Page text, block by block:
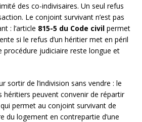
des co-indivisaires. Un seul refus
Le conjoint survivant n’est pas
: l’article 815-5 du Code civil permet
si le refus d’un héritier met en péril
procédure judiciaire reste longue et
sortir de l’indivision sans vendre : le
héritiers peuvent convenir de répartir
permet au conjoint survivant de
du logement en contrepartie d’une